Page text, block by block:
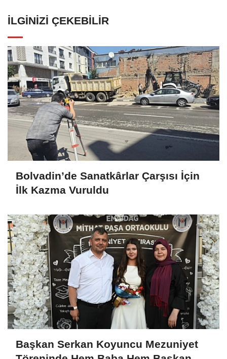
İLGINIZI ÇEKEBILIR
Bolvadin’de Sanatkârlar Çarşısı İçin
İlk Kazma Vuruldu
Başkan Serkan Koyuncu Mezuniyet